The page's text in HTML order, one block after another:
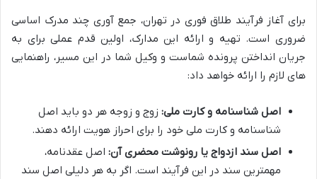
برای آغاز فرآیند طلاق فوری در تهران، جمع آوری چند مدرک اساسی
ضروری است. تهیه و ارائه این مدارک، اولین قدم عملی برای به
جریان انداختن پرونده شماست و وکیل شما در این مسیر، راهنمایی
های لازم را ارائه خواهد داد:
اصل شناسنامه و کارت ملی: زوج و زوجه هر دو باید اصل
شناسنامه و کارت ملی خود را برای احراز هویت ارائه دهند.
اصل سند ازدواج یا رونوشت محضری آن: اصل عقدنامه،
مهمترین سند در این فرآیند است. اگر به هر دلیلی اصل سند